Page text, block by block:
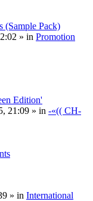
(Sample Pack)
» in Promotion
Edition'
21:09 » in -«(( CH-
» in International